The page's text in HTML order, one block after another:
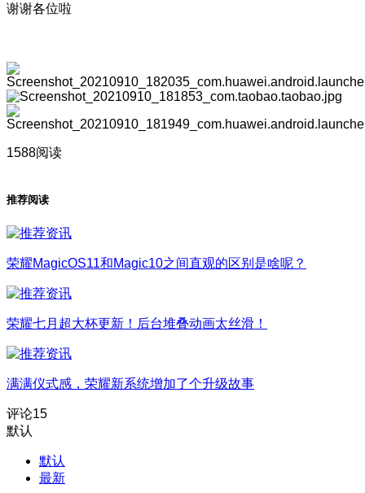
谢谢各位啦
1588阅读
推荐阅读
荣耀MagicOS11和Magic10之间直观的区别是啥呢？
荣耀七月超大杯更新！后台堆叠动画太丝滑！
满满仪式感，荣耀新系统增加了个升级故事
评论15
默认
默认
最新